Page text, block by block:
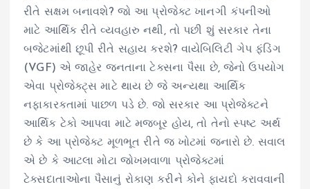
રીતે સક્ષમ બનાવશે? જો આ પ્રોજેક્ટ ખાનગી કંપનીઓ
માટે આર્થિક રીતે વ્યવહારુ નથી, તો પછી શું સરકાર તેના
બજેટમાંથી છૂપી રીતે સહાય કરશે? વાયેબિલિટી ગેપ ફંડિંગ
(VGF) એ જાહેર જનતાના ટેક્સના પૈસા છે, જેનો ઉપયોગ
એવા પ્રોજેક્ટ્સ માટે થાય છે જે અન્યથા આર્થિક
નફાકારકતામાં પાછળ પડે છે. જો સરકાર આ પ્રોજેક્ટને
આર્થિક ટેકો આપવા માટે મજબૂર હોય, તો તેનો સ્પષ્ટ અર્થ
છે કે આ પ્રોજેક્ટ મૂળભૂત રીતે જ ખોટમાં જનારો છે. સવાલ
એ છે કે આટલા મોટા જોખમવાળા પ્રોજેક્ટમાં
ટેક્સદાતાઓના પૈસાનું રોકાણ કરીને કોને ફાયદો કરાવવાની